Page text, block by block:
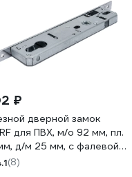
₽
дверной замок
для ПВХ, м/о 92 мм, пл.
д/м 25 мм, с фалевой
DORF_92_16_25F
(8)